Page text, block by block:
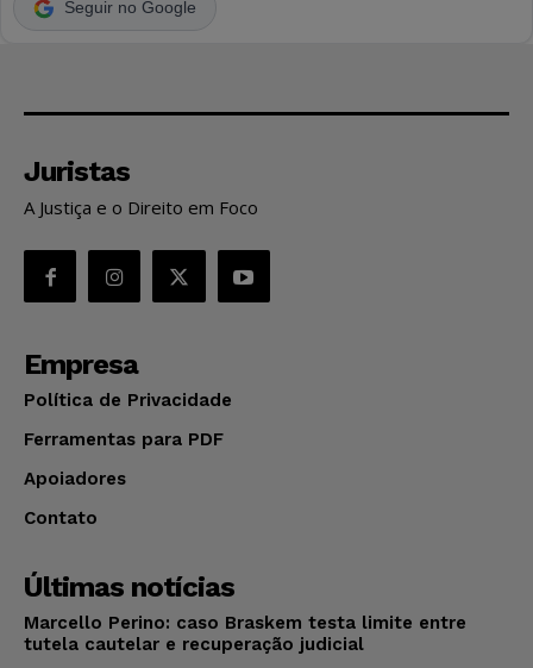
Seguir no Google
Juristas
A Justiça e o Direito em Foco
Empresa
Política de Privacidade
Ferramentas para PDF
Apoiadores
Contato
Últimas notícias
Marcello Perino: caso Braskem testa limite entre
tutela cautelar e recuperação judicial